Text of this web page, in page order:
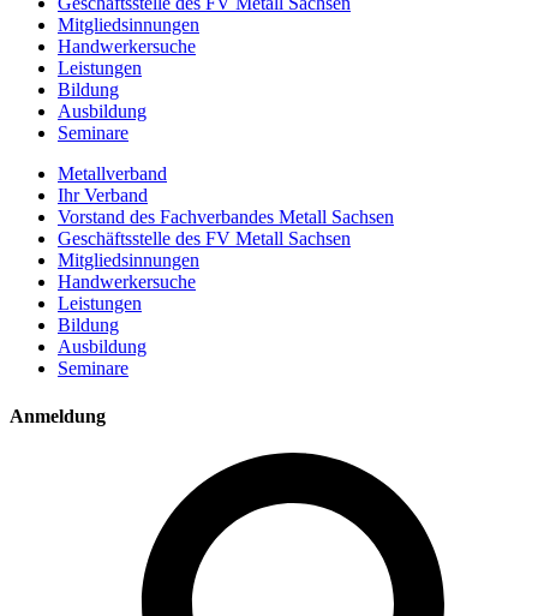
Mitgliedsinnungen
Handwerkersuche
Leistungen
Bildung
Ausbildung
Seminare
Metallverband
Ihr Verband
Vorstand des Fachverbandes Metall Sachsen
Geschäftsstelle des FV Metall Sachsen
Mitgliedsinnungen
Handwerkersuche
Leistungen
Bildung
Ausbildung
Seminare
Anmeldung